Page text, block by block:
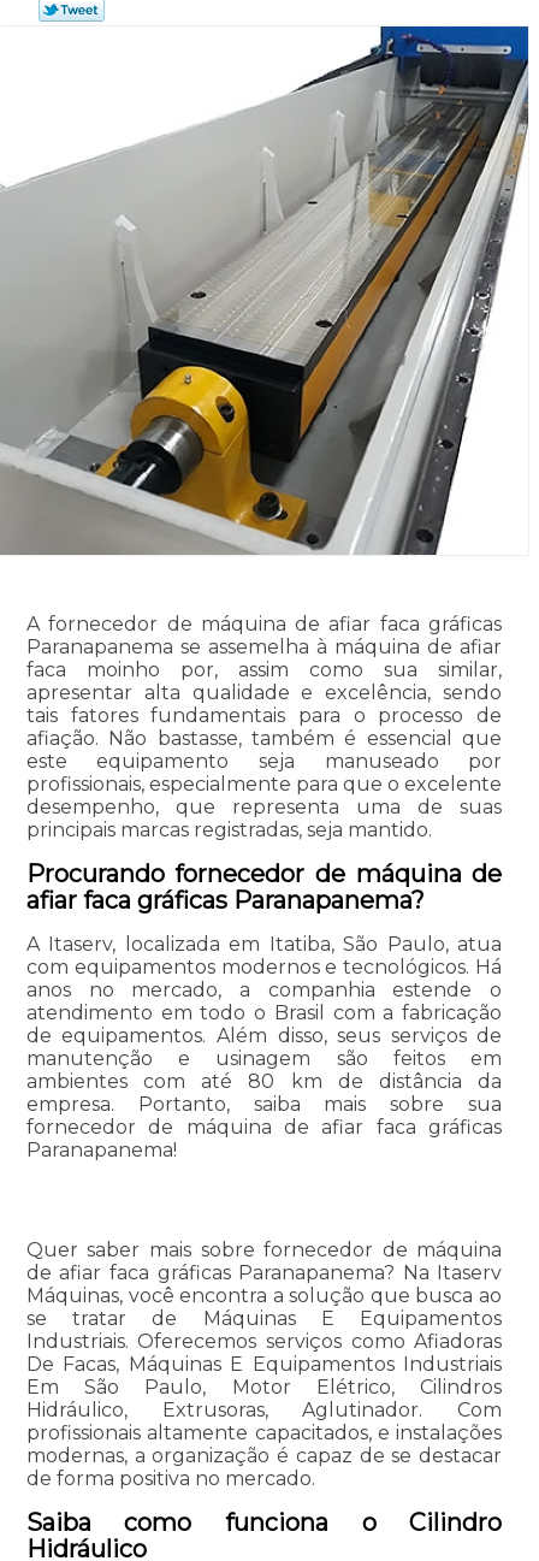
A fornecedor de máquina de afiar faca gráficas
Paranapanema se assemelha à máquina de afiar
faca moinho por, assim como sua similar,
apresentar alta qualidade e excelência, sendo
tais fatores fundamentais para o processo de
afiação. Não bastasse, também é essencial que
este equipamento seja manuseado por
profissionais, especialmente para que o excelente
desempenho, que representa uma de suas
principais marcas registradas, seja mantido.
Procurando fornecedor de máquina de
afiar faca gráficas Paranapanema?
A Itaserv, localizada em Itatiba, São Paulo, atua
com equipamentos modernos e tecnológicos. Há
anos no mercado, a companhia estende o
atendimento em todo o Brasil com a fabricação
de equipamentos. Além disso, seus serviços de
manutenção e usinagem são feitos em
ambientes com até 80 km de distância da
empresa. Portanto, saiba mais sobre sua
fornecedor de máquina de afiar faca gráficas
Paranapanema!
Quer saber mais sobre fornecedor de máquina
de afiar faca gráficas Paranapanema? Na Itaserv
Máquinas, você encontra a solução que busca ao
se tratar de Máquinas E Equipamentos
Industriais. Oferecemos serviços como Afiadoras
De Facas, Máquinas E Equipamentos Industriais
Em São Paulo, Motor Elétrico, Cilindros
Hidráulico, Extrusoras, Aglutinador. Com
profissionais altamente capacitados, e instalações
modernas, a organização é capaz de se destacar
de forma positiva no mercado.
Saiba como funciona o Cilindro
Hidráulico